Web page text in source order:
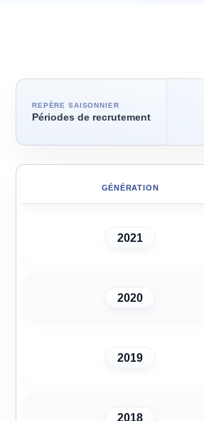
REPÈRE SAISONNIER
Périodes de recrutement
GÉNÉRATION
2021
2020
2019
2018